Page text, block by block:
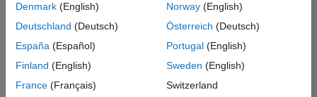
Denmark (English)
Deutschland (Deutsch)
España (Español)
Finland (English)
France (Français)
Norway(English)
Österreich (Deutsch)
Portugal(English)
Sweden (English)
Switzerland
違法コピー防止
アプリケーション ステータス
© 1994-2026 The MathWorks, Inc.